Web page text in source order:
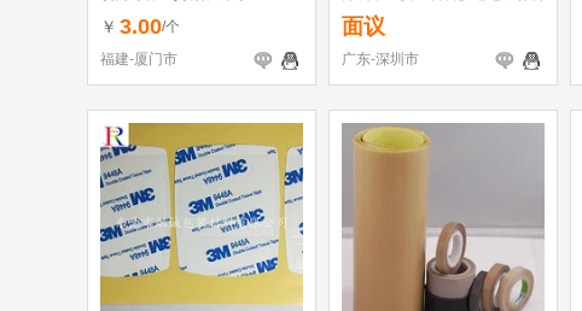
￥ 3.00/个
福建-厦门市
商行
面议
广东-深圳市